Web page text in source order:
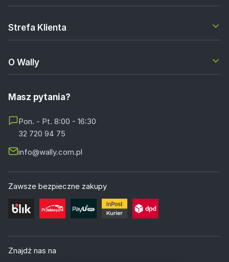
Strefa Klienta
O Wally
Masz pytania?
Pon. - Pt. 8:00 - 16:30
32 720 94 75
info@wally.com.pl
Zawsze bezpieczne zakupy
Znajdź nas na